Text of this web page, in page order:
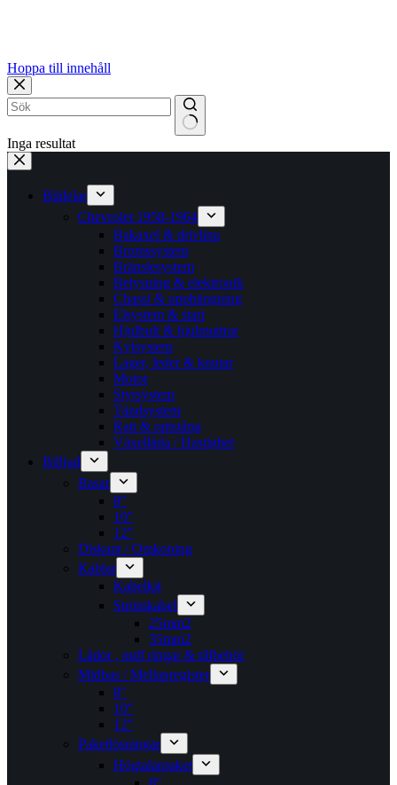
Hoppa till innehåll
Inga resultat
Bildelar
Chevrolet 1958-1964
Bakaxel & drivlina
Bromssystem
Bränslesystem
Belysning & elektronik
Chassi & upphängning
Elsystem & start
Hjulbult & hjulmuttrar
Kylsystem
Lager, leder & knutar
Motor
Styrsystem
Tändsystem
Ratt & rattstång
Växellåda / Hastighet
Billjud
Basar
8″
10″
12″
Diskant / Omkoning​
Kablar
Kabelkit
Strömkabel
25mm2
35mm2
Lådor , mdf ringar & tillbehör
Midbas / Mellanregister
8″
10″
12″
Paketlösningar
Högtalarpaket